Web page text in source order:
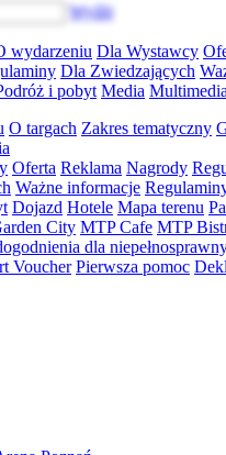
Wyślij
wydarzeniu Dla Wystawcy
Dla Zwiedzających
i pobyt Media Multimedia
O targach Zakres tematyczny
Oferta Reklama Nagrody
Ważne informacje
Dojazd Hotele Mapa terenu
City MTP Cafe MTP
dla
Voucher Pierwsza pomoc